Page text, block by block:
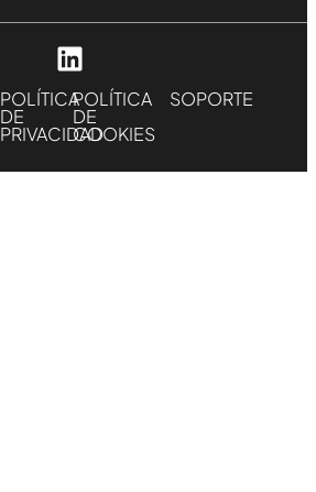
POLÍTICA
DE
PRIVACIDAD
POLÍTICA
DE
COOKIES
SOPORTE